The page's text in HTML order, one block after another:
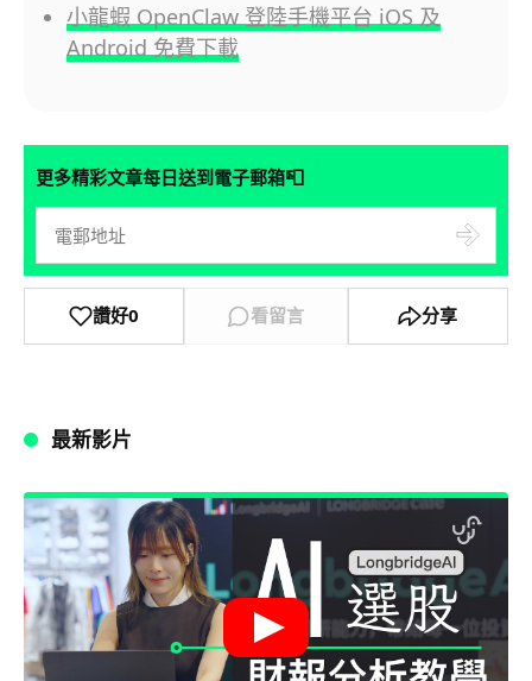
小龍蝦 OpenClaw 登陸手機平台 iOS 及
Android 免費下載
更多精彩文章每日送到電子郵箱📮
讚好0 看留言 分享
最新影片